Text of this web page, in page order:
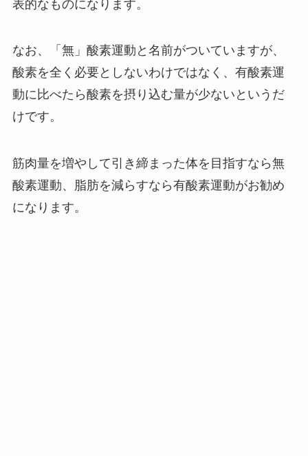
表的なものになります。
なお、「無」酸素運動と名前がついていますが、
酸素を全く必要としないわけではなく、有酸素運
動に比べたら酸素を摂り込む量が少ないというだ
けです。
筋肉量を増やして引き締まった体を目指すなら無
酸素運動、脂肪を減らすなら有酸素運動がお勧め
になります。